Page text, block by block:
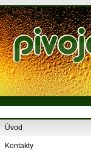
Úvod
Kontakty